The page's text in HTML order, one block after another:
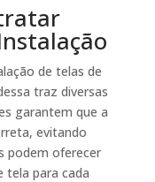
de telas de
traz diversas
garantem que a
evitando
podem oferecer
tela para cada